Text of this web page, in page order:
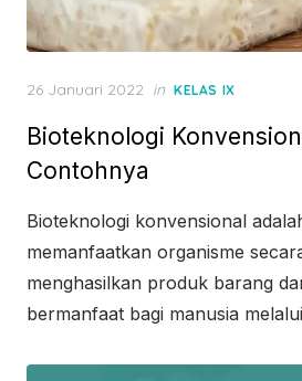
Posted
26 Januari 2022 in KELAS IX
Bioteknologi
Contohnya
Bioteknologi konvensional
memanfaatkan organisme
menghasilkan produk barang
bermanfaat bagi manusia